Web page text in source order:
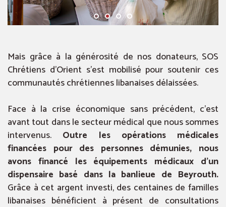
Mais grâce à la générosité de nos donateurs, SOS
Chrétiens d’Orient s’est mobilisé pour soutenir ces
communautés chrétiennes libanaises délaissées.
Face à la crise économique sans précédent, c’est
avant tout dans le secteur médical que nous sommes
intervenus. Outre les opérations médicales
financées pour des personnes démunies, nous
avons financé les équipements médicaux d’un
dispensaire basé dans la banlieue de Beyrouth.
Grâce à cet argent investi, des centaines de familles
libanaises bénéficient à présent de consultations